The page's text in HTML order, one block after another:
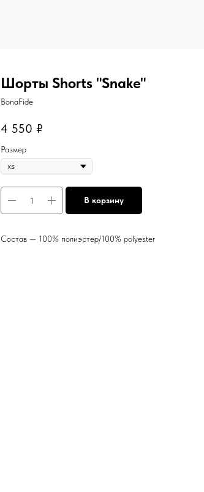
Шорты Shorts "Snake"
BonaFide
4 550 ₽
Размер
В корзину
Состав — 100% полиэстер/100% polyester